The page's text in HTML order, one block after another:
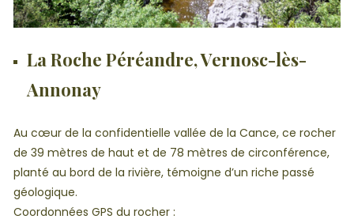
La Roche Péréandre, Vernosc-lès-
Annonay
Au cœur de la confidentielle vallée de la Cance, ce rocher
de 39 mètres de haut et de 78 mètres de circonférence,
planté au bord de la rivière, témoigne d’un riche passé
géologique.
Coordonnées GPS du rocher :